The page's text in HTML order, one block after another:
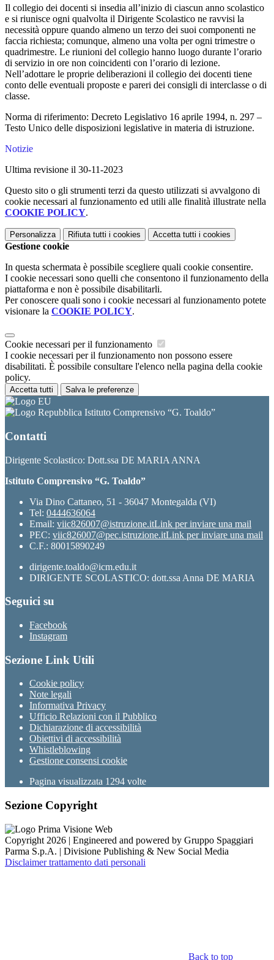
Il collegio dei docenti si insedia all’inizio di ciascun anno scolastico
e si riunisce ogni qualvolta il Dirigente Scolastico ne ravvisi la
necessità oppure quando almeno un terzo dei suoi componenti ne
faccia richiesta; comunque, almeno una volta per ogni trimestre o
quadrimestre. Le riunioni del collegio hanno luogo durante l’orario
di servizio in ore non coincidenti con l’orario di lezione.
Nell’adottare le proprie deliberazioni il collegio dei docenti tiene
conto delle eventuali proposte e pareri dei consigli di interclasse o di
classe.
Norma di riferimento: Decreto Legislativo 16 aprile 1994, n. 297 –
Testo Unico delle disposizioni legislative in materia di istruzione.
Notizie
Ultima revisione il 30-11-2023
Questo sito o gli strumenti terzi da questo utilizzati si avvalgono di
cookie necessari al funzionamento ed utili alle finalità illustrate nella
COOKIE POLICY.
Personalizza Rifiuta tutti i cookies Accetta tutti i cookies
Gestione cookie
In questa schermata è possibile scegliere quali cookie consentire.
I cookie necessari sono quelli che consentono il funzionamento della
piattaforma e non è possibile disabilitarli.
Per conoscere quali sono i cookie necessari al funzionamento potete
visionare la COOKIE POLICY.
Cookie necessari per il funzionamento
I cookie necessari per il funzionamento non possono essere
disabilitati. È possibile consultare l'elenco nella pagina della cookie
policy.
Accetta tutti Salva le preferenze
Istituto Comprensivo “G. Toaldo”
Contatti
Dirigente Scolastico: Dott.ssa DE MARIA ANNA
Istituto Comprensivo “G. Toaldo”
Via Dino Cattaneo, 51 - 36047 Montegalda (VI)
Tel: 0444636064
Email: viic826007@istruzione.itLink per inviare una mail
PEC: viic826007@pec.istruzione.itLink per inviare una mail
C.F.: 80015890249
dirigente.toaldo@icm.edu.it
DIRIGENTE SCOLASTICO: dott.ssa Anna DE MARIA
Seguici su
Facebook
Instagram
Sezione Link Utili
Cookie policy
Note legali
Informativa Privacy
Ufficio Relazioni con il Pubblico
Dichiarazione di accessibilità
Obiettivi di accessibilità
Whistleblowing
Gestione consensi cookie
Pagina visualizzata 1294 volte
Sezione Copyright
Copyright 2026 | Engineered and powered by Gruppo Spaggiari
Parma S.p.A. | Divisione Publishing & New Social Media
Disclaimer trattamento dati personali
Back to top